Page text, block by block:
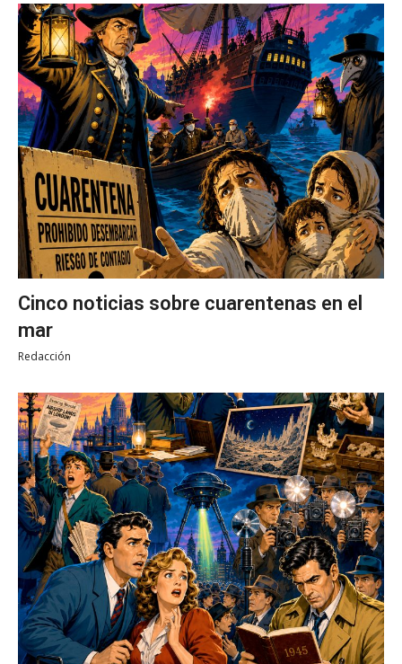
Cinco noticias sobre cuarentenas en el
mar
Redacción